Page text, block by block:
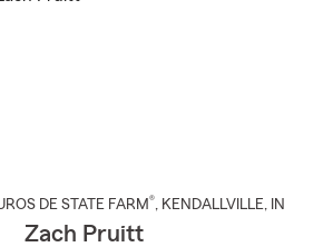
DE STATE FARM®, KENDALLVILLE, IN
Zach Pruitt